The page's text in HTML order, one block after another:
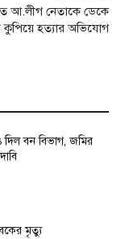
আ.লীগ নেতাকে ডেকে
কুপিয়ে হত্যার অভিযোগ
বন বিভাগ, জমির
মৃত্যু